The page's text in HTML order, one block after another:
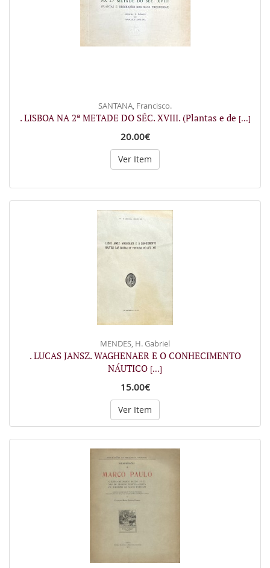
SANTANA, Francisco.
. LISBOA NA 2ª METADE DO SÉC. XVIII. (Plantas e de [...]
20.00€
Ver Item
MENDES, H. Gabriel
. LUCAS JANSZ. WAGHENAER E O CONHECIMENTO
NÁUTICO [...]
15.00€
Ver Item